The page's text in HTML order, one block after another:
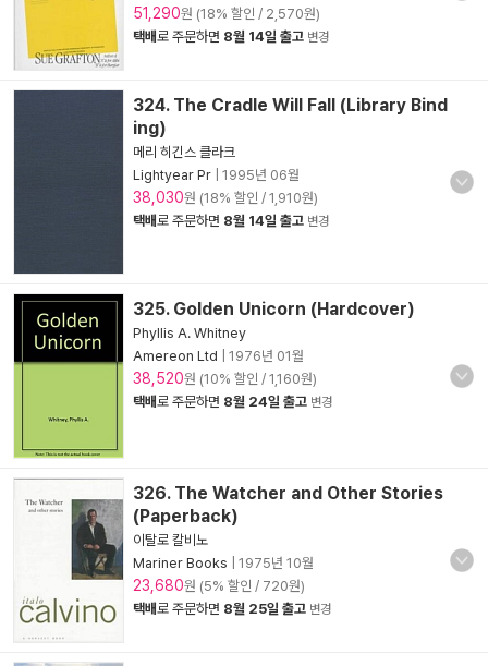
51,290원 (18% 할인 / 2,570원)
택배로 주문하면 8월 14일 출고 변경
324. The Cradle Will Fall (Library Bind
ing)
메리 히긴스 클라크
Lightyear Pr
1995년 06월
38,030원 (18% 할인 / 1,910원)
택배로 주문하면 8월 14일 출고 변경
325. Golden Unicorn (Hardcover)
Phyllis A. Whitney
Amereon Ltd
1976년 01월
38,520원 (10% 할인 / 1,160원)
택배로 주문하면 8월 24일 출고 변경
326. The Watcher and Other Stories
(Paperback)
이탈로 칼비노
Mariner Books
1975년 10월
23,680원 (5% 할인 / 720원)
택배로 주문하면 8월 25일 출고 변경